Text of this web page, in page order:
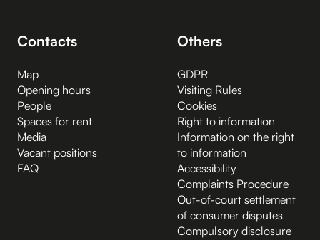
Contacts
Map
Opening hours
People
Spaces for rent
Media
Vacant positions
FAQ
Others
GDPR
Visiting Rules
Cookies
Right to information
Information on the right
to information
Accessibility
Complaints Procedure
Out-of-court settlement
of consumer disputes
Compulsory disclosure